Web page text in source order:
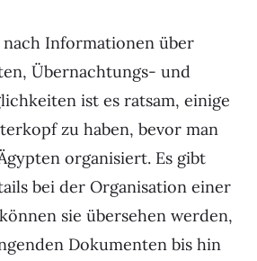
nach Informationen über
Übernachtungs- und
ist es ratsam, einige
zu haben, bevor man
organisiert. Es gibt
bei der Organisation einer
sie übersehen werden,
Dokumenten bis hin